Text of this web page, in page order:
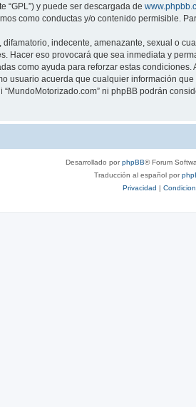
“GPL”) y puede ser descargada de
como conductas y/o contenido permisible.
indecente, amenazante, sexual o
Hacer eso provocará que sea inmediata y
como ayuda para reforzar estas
usuario acuerda que cualquier información
ni phpBB podrán
Desarrollado porphpBB® Forum
Traducción al español por
Privacidad |